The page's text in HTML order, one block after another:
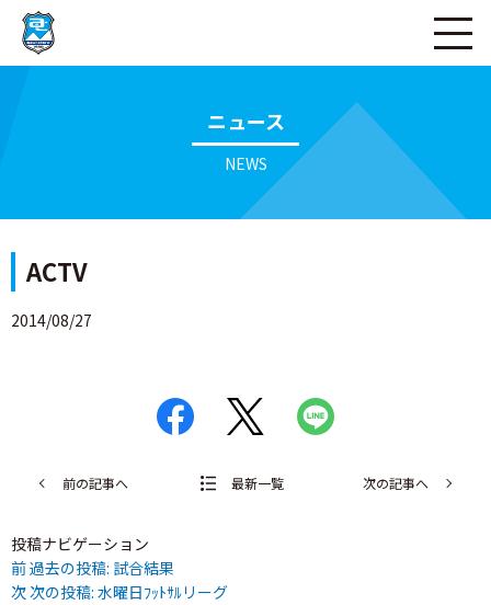
ニュース
NEWS
ACTV
2014/08/27
前の記事へ 最新一覧 次の記事へ
投稿ナビゲーション
前過去の投稿: 試合結果
次次の投稿: 水曜日ﾌｯﾄｻﾙリーグ